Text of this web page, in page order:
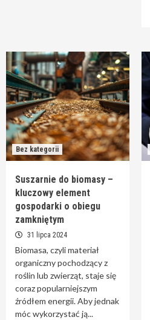
Bez kategorii
Suszarnie do biomasy –
kluczowy element
gospodarki o obiegu
zamkniętym
31 lipca 2024
Biomasa, czyli materiał
organiczny pochodzący z
roślin lub zwierząt, staje się
coraz popularniejszym
źródłem energii. Aby jednak
móc wykorzystać ją...